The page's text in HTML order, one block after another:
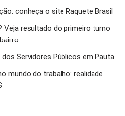
conheça o site Raquete Brasil
Veja resultado do primeiro turno
Servidores Públicos em Pauta
mundo do trabalho: realidade